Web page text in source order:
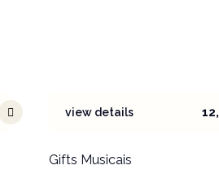
view details
Gifts Musicais